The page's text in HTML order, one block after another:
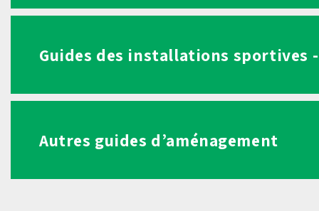
Guides des installations sportives
Autres guides d’aménagement